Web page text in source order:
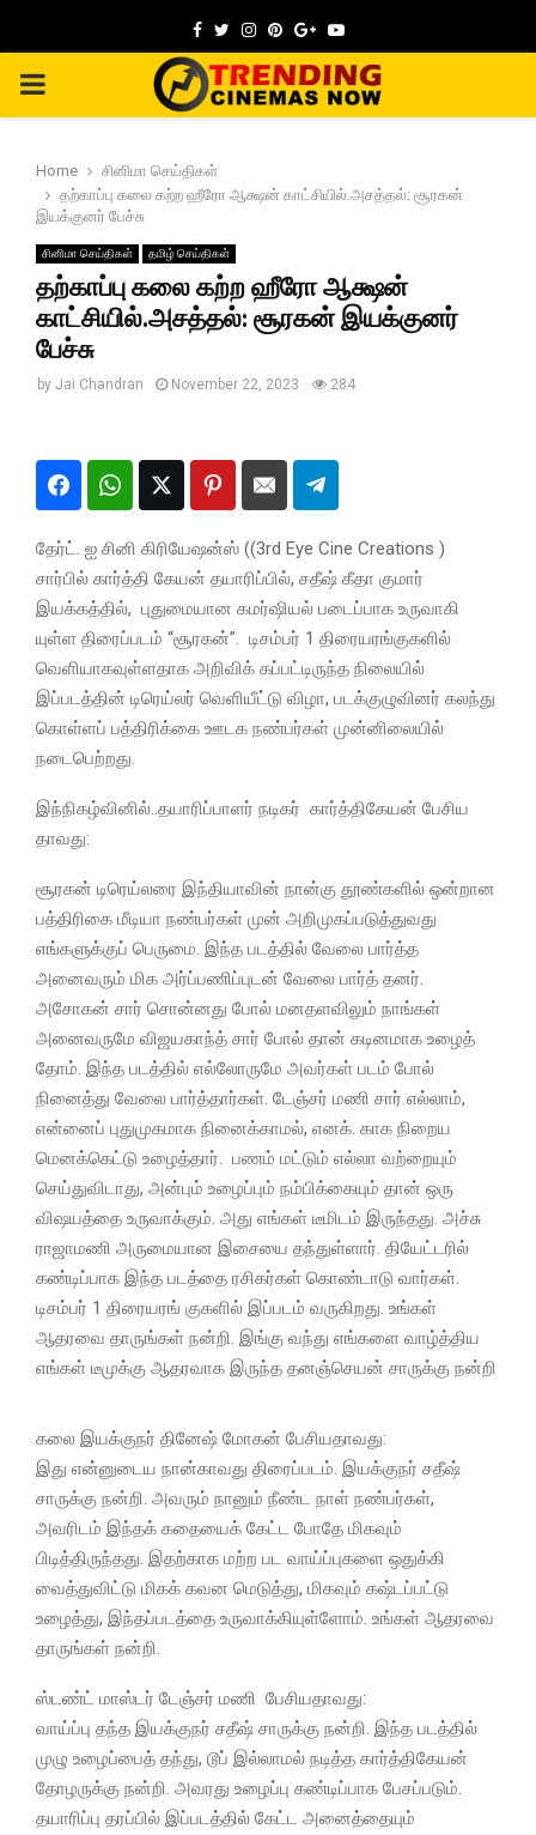
Facebook
TwitterInstagram
Pinterest
GoogleYoutube
PRIMARY
Home
சினிமா செய்திகள்
தற்காப்பு கலை கற்ற ஹீரோ ஆக்ஷன் காட்சியில்.அசத்தல்: சூரகன்
இயக்குனர் பேச்சு
சினிமா செய்திகள் தமிழ் செய்திகள்
தற்காப்பு கலை கற்ற ஹீரோ ஆக்ஷன்
காட்சியில்.அசத்தல்: சூரகன் இயக்குனர்
பேச்சு
by Jai Chandran November 22, 2023 284
தேர்ட். ஐ சினி கிரியேஷன்ஸ் ((3rd Eye Cine Creations )
சார்பில் கார்த்தி கேயன் தயாரிப்பில், சதீஷ் கீதா குமார்
இயக்கத்தில், புதுமையான கமர்ஷியல் படைப்பாக உருவாகி
யுள்ள திரைப்படம் “சூரகன்”. டிசம்பர் 1 திரையரங்குகளில்
வெளியாகவுள்ளதாக அறிவிக் கப்பட்டிருந்த நிலையில்
இப்படத்தின் டிரெய்லர் வெளியீட்டு விழா, படக்குழுவினர் கலந்து
கொள்ளப் பத்திரிக்கை ஊடக நண்பர்கள் முன்னிலையில்
நடைபெற்றது.
இந்நிகழ்வினில்..தயாரிப்பாளர் நடிகர் கார்த்திகேயன் பேசிய
தாவது:
சூரகன் டிரெய்லரை இந்தியாவின் நான்கு தூண்களில் ஒன்றான
பத்திரிகை மீடியா நண்பர்கள் முன் அறிமுகப்படுத்துவது
எங்களுக்குப் பெருமை. இந்த படத்தில் வேலை பார்த்த
அனைவரும் மிக அர்ப்பணிப்புடன் வேலை பார்த் தனர்.
அசோகன் சார் சொன்னது போல் மனதளவிலும் நாங்கள்
அனைவருமே விஜயகாந்த் சார் போல் தான் கடினமாக உழைத்
தோம். இந்த படத்தில் எல்லோருமே அவர்கள் படம் போல்
நினைத்து வேலை பார்த்தார்கள். டேஞ்சர் மணி சார் எல்லாம்,
என்னைப் புதுமுகமாக நினைக்காமல், எனக். காக நிறைய
மெனக்கெட்டு உழைத்தார். பணம் மட்டும் எல்லா வற்றையும்
செய்துவிடாது, அன்பும் உழைப்பும் நம்பிக்கையும் தான் ஒரு
விஷயத்தை உருவாக்கும். அது எங்கள் டீமிடம் இருந்தது. அச்சு
ராஜாமணி அருமையான இசையை தந்துள்ளார். தியேட்டரில்
கண்டிப்பாக இந்த படத்தை ரசிகர்கள் கொண்டாடு வார்கள்.
டிசம்பர் 1 திரையரங் குகளில் இப்படம் வருகிறது. உங்கள்
ஆதரவை தாருங்கள் நன்றி. இங்கு வந்து எங்களை வாழ்த்திய
எங்கள் டீமுக்கு ஆதரவாக இருந்த தனஞ்செயன் சாருக்கு நன்றி
கலை இயக்குநர் தினேஷ் மோகன் பேசியதாவது:
இது என்னுடைய நான்காவது திரைப்படம். இயக்குநர் சதீஷ்
சாருக்கு நன்றி. அவரும் நானும் நீண்ட நாள் நண்பர்கள்,
அவரிடம் இந்தக் கதையைக் கேட்ட போதே மிகவும்
பிடித்திருந்தது. இதற்காக மற்ற பட வாய்ப்புகளை ஒதுக்கி
வைத்துவிட்டு மிகக் கவன மெடுத்து, மிகவும் கஷ்டப்பட்டு
உழைத்து, இந்தப்படத்தை உருவாக்கியுள்ளோம். உங்கள் ஆதரவை
தாருங்கள் நன்றி.
ஸ்டண்ட் மாஸ்டர் டேஞ்சர் மணி பேசியதாவது:
வாய்ப்பு தந்த இயக்குநர் சதீஷ் சாருக்கு நன்றி. இந்த படத்தில்
முழு உழைப்பைத் தந்து, டூப் இல்லாமல் நடித்த கார்த்திகேயன்
தோழருக்கு நன்றி. அவரது உழைப்பு கண்டிப்பாக பேசப்படும்.
தயாரிப்பு தரப்பில் இப்படத்தில் கேட்ட அனைத்தையும்